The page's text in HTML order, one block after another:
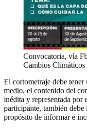
Convocatoria, vía
Cambios Climáticos
El cortometraje debe
medio, el contenido del
inédita y representada por
participante, también
propósito de informar e